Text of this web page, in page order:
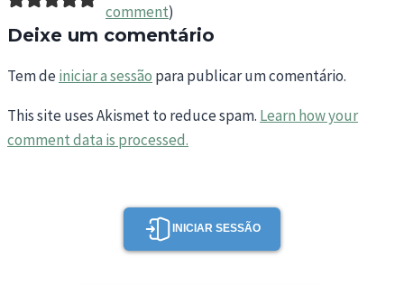
comment)
Deixe um comentário
Tem deiniciar a sessão para publicar um comentário.
This site uses Akismet to reduce spam. Learn how your
comment data is processed.
INICIAR SESSÃO